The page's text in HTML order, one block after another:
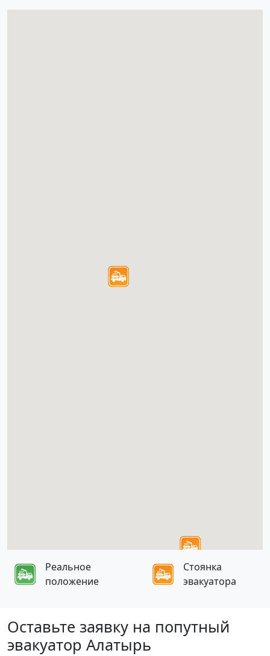
Реальное
положение
Стоянка
эвакуатора
Оставьте заявку на попутный
эвакуатор Алатырь